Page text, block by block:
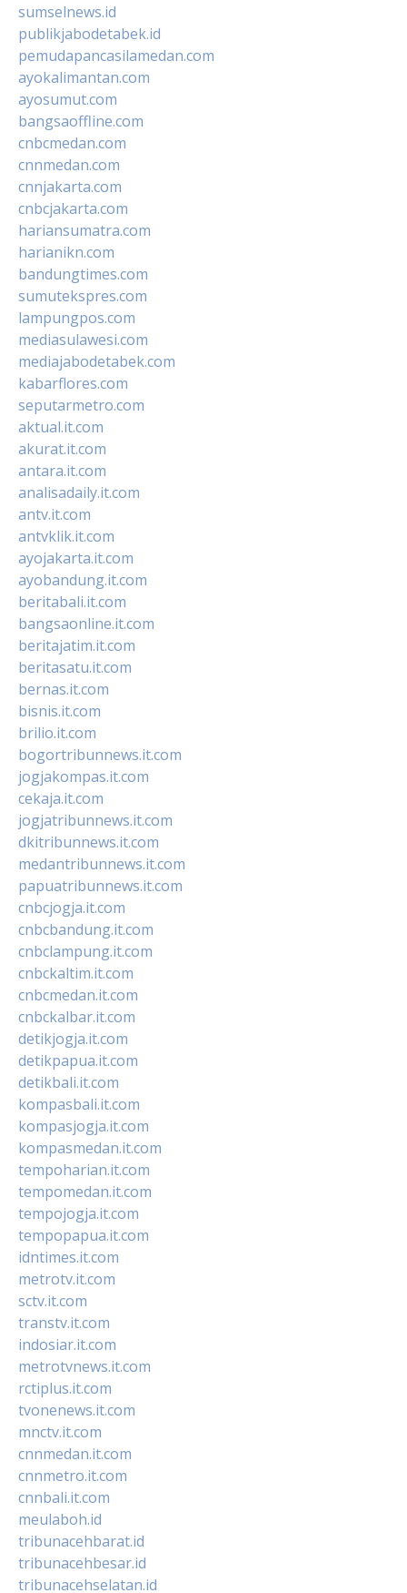
sumselnews.id
publikjabodetabek.id
pemudapancasilamedan.com
ayokalimantan.com
ayosumut.com
bangsaoffline.com
cnbcmedan.com
cnnmedan.com
cnnjakarta.com
cnbcjakarta.com
hariansumatra.com
harianikn.com
bandungtimes.com
sumutekspres.com
lampungpos.com
mediasulawesi.com
mediajabodetabek.com
kabarflores.com
seputarmetro.com
aktual.it.com
akurat.it.com
antara.it.com
analisadaily.it.com
antv.it.com
antvklik.it.com
ayojakarta.it.com
ayobandung.it.com
beritabali.it.com
bangsaonline.it.com
beritajatim.it.com
beritasatu.it.com
bernas.it.com
bisnis.it.com
brilio.it.com
bogortribunnews.it.com
jogjakompas.it.com
cekaja.it.com
jogjatribunnews.it.com
dkitribunnews.it.com
medantribunnews.it.com
papuatribunnews.it.com
cnbcjogja.it.com
cnbcbandung.it.com
cnbclampung.it.com
cnbckaltim.it.com
cnbcmedan.it.com
cnbckalbar.it.com
detikjogja.it.com
detikpapua.it.com
detikbali.it.com
kompasbali.it.com
kompasjogja.it.com
kompasmedan.it.com
tempoharian.it.com
tempomedan.it.com
tempojogja.it.com
tempopapua.it.com
idntimes.it.com
metrotv.it.com
sctv.it.com
transtv.it.com
indosiar.it.com
metrotvnews.it.com
rctiplus.it.com
tvonenews.it.com
mnctv.it.com
cnnmedan.it.com
cnnmetro.it.com
cnnbali.it.com
meulaboh.id
tribunacehbarat.id
tribunacehbesar.id
tribunacehselatan.id